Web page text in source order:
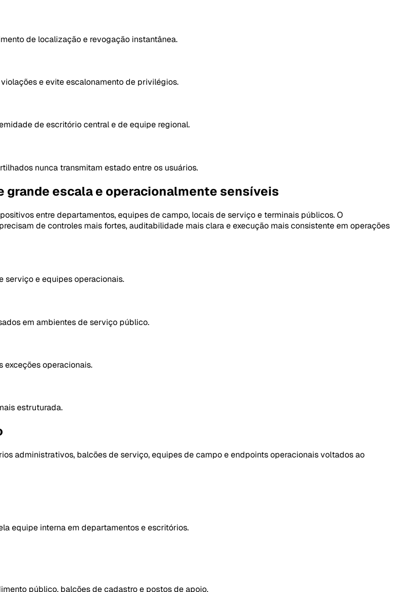
de localização e revogação instantânea.
e evite escalonamento de privilégios.
de escritório central e de equipe regional.
nunca transmitam estado entre os usuários.
escala e operacionalmente sensíveis
entre departamentos, equipes de campo, locais de serviço e terminais públicos. O
de controles mais fortes, auditabilidade mais clara e execução mais consistente em operações
serviço e equipes operacionais.
em ambientes de serviço público.
operacionais.
estruturada.
administrativos, balcões de serviço, equipes de campo e endpoints operacionais voltados ao
equipe interna em departamentos e escritórios.
público, balcões de cadastro e postos de apoio.